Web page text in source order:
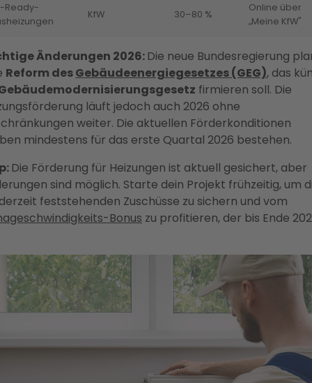
Ready-
KfW 30–80 %
Online über
„Meine KfW"
Änderungen 2026: Die neue Bundesregierung
Reform desGebäudeenergiegesetzes (GEG), das
firmieren soll. Die
läuft jedoch auch 2026 ohne
weiter. Die aktuellen Förderkonditionen
mindestens für das erste Quartal 2026 bestehen.
Die Förderung für Heizungen ist aktuell gesichert, aber
sind möglich. Starte dein Projekt frühzeitig, um
feststehenden Zuschüsse zu sichern und vom
Bonus zu profitieren, der bis Ende